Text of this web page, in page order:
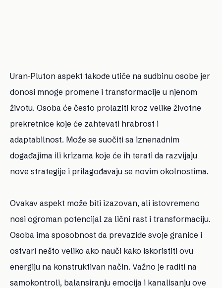
Uran-Pluton aspekt takođe utiče na sudbinu osobe jer
donosi mnoge promene i transformacije u njenom
životu. Osoba će često prolaziti kroz velike životne
prekretnice koje će zahtevati hrabrost i
adaptabilnost. Može se suočiti sa iznenadnim
događajima ili krizama koje će ih terati da razvijaju
nove strategije i prilagođavaju se novim okolnostima.
Ovakav aspekt može biti izazovan, ali istovremeno
nosi ogroman potencijal za lični rast i transformaciju.
Osoba ima sposobnost da prevaziđe svoje granice i
ostvari nešto veliko ako nauči kako iskoristiti ovu
energiju na konstruktivan način. Važno je raditi na
samokontroli, balansiranju emocija i kanalisanju ove